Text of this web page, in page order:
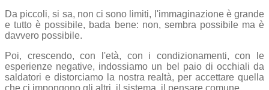
Da piccoli, si sa, non ci sono limiti, l'immaginazione è grande
e tutto è possibile, bada bene: non, sembra possibile ma è
davvero possibile.
Poi, crescendo, con l'età, con i condizionamenti, con le
esperienze negative, indossiamo un bel paio di occhiali da
saldatori e distorciamo la nostra realtà, per accettare quella